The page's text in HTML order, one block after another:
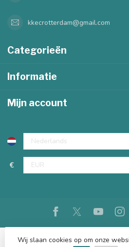
kkecrotterdam@gmail.com
Categorieën
Informatie
Mijn account
€
Wij slaan cookies op om onze